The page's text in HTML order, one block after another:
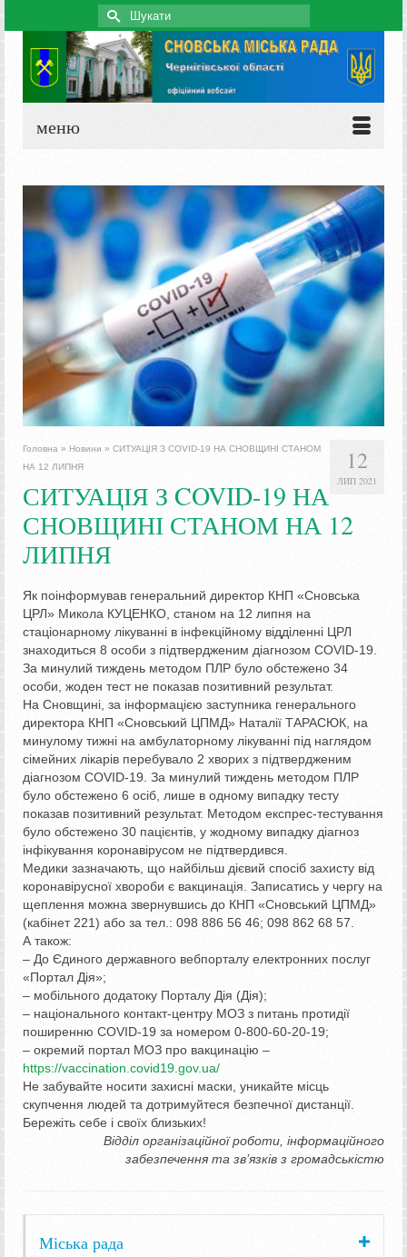
Search
for:
меню
12
ЛИП 2021
Головна » Новини » СИТУАЦІЯ З COVID-19 НА СНОВЩИНІ СТАНОМ
НА 12 ЛИПНЯ
СИТУАЦІЯ З COVID-19 НА
СНОВЩИНІ СТАНОМ НА 12
ЛИПНЯ
Як поінформував генеральний директор КНП «Сновська
ЦРЛ» Микола КУЦЕНКО, станом на 12 липня на
стаціонарному лікуванні в інфекційному відділенні ЦРЛ
знаходиться 8 особи з підтвердженим діагнозом COVID-19.
За минулий тиждень методом ПЛР було обстежено 34
особи, жоден тест не показав позитивний результат.
На Сновщині, за інформацією заступника генерального
директора КНП «Сновський ЦПМД» Наталії ТАРАСЮК, на
минулому тижні на амбулаторному лікуванні під наглядом
сімейних лікарів перебувало 2 хворих з підтвердженим
діагнозом COVID-19. За минулий тиждень методом ПЛР
було обстежено 6 осіб, лише в одному випадку тесту
показав позитивний результат. Методом експрес-тестування
було обстежено 30 пацієнтів, у жодному випадку діагноз
інфікування коронавірусом не підтвердився.
Медики зазначають, що найбільш дієвий спосіб захисту від
коронавірусної хвороби є вакцинація. Записатись у чергу на
щеплення можна звернувшись до КНП «Сновський ЦПМД»
(кабінет 221) або за тел.: 098 886 56 46; 098 862 68 57.
А також:
– До Єдиного державного вебпорталу електронних послуг
«Портал Дія»;
– мобільного додатоку Порталу Дія (Дія);
– національного контакт-центру МОЗ з питань протидії
поширенню COVID-19 за номером 0-800-60-20-19;
– окремий портал МОЗ про вакцинацію –
https://vaccination.covid19.gov.ua/
Не забувайте носити захисні маски, уникайте місць
скупчення людей та дотримуйтеся безпечної дистанції.
Бережіть себе і своїх близьких!
Відділ організаційної роботи, інформаційного
забезпечення та зв’язків з громадськістю
Міська рада